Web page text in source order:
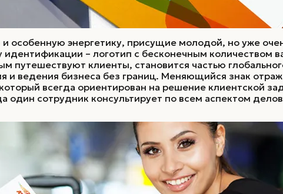
особенную энергетику, присущие молодой, но уже
– логотип с бесконечным количеством
путешествуют клиенты, становится частью
ведения бизнеса без границ. Меняющийся знак
всегда ориентирован на решение клиентской
один сотрудник консультирует по всем аспектом